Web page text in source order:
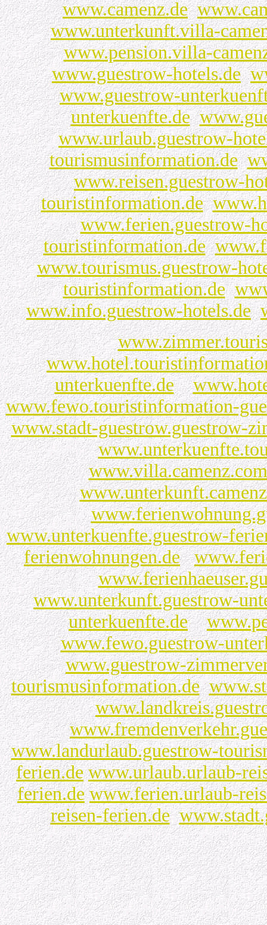
www.camenz.de
www.unterkunft.villa-
www.pension.villa-
www.guestrow-hotels.de
www.guestrow-
unterkuenfte.de
www.urlaub.guestrow-
tourismusinformation.de
www.reisen.guestrow-
touristinformation.de
www.ferien.guestrow-
touristinformation.de
www.tourismus.guestrow-
touristinformation.de
www.info.guestrow-hotels.de
unterkuenfte.de
www.fewo.touristinformation-
www.stadt-guestrow.guestrow-
www.villa.camenz.com
www.unterkuenfte.guestrow-
ferienwohnungen.de
www.unterkunft.guestrow-
unterkuenfte.de
www.fewo.guestrow-
www.guestrow-
tourismusinformation.de
www.landurlaub.guestrow-
ferien.de www.urlaub.urlaub-
ferien.de www.ferien.urlaub-
reisen-ferien.de